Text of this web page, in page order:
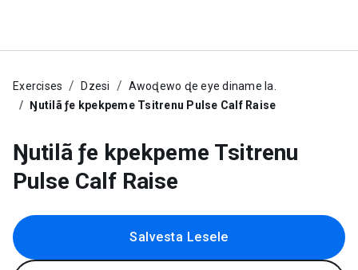
Exercises Dzesi
Awoɖewo ɖe eye diname la.
Ŋutilã ƒe kpekpeme Tsitrenu Pulse Calf Raise
Ŋutilã ƒe kpekpeme Tsitrenu
Pulse Calf Raise
Salvesta Lesele